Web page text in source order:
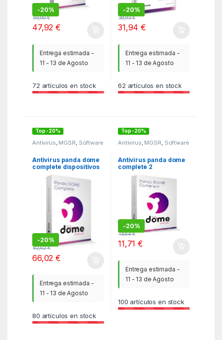
-20%
59,90€
47,92€
Entrega estimada -
11 - 13 de Agosto
72 artículos en stock
-20%
39,93€
31,94€
Entrega estimada -
11 - 13 de Agosto
62 artículos en stock
Top -20%
Antivirus, MGSR, Software
Antivirus panda dome
complete dispositivos
ilimitados 1 año caja
-20%
82,52€
66,02€
Entrega estimada -
11 - 13 de Agosto
80 artículos en stock
Top -20%
Antivirus, MGSR, Software
Antivirus panda dome
complete 2
dispositivos 1 año oem
especial bundle caja
-20%
14,64€
11,71€
Entrega estimada -
11 - 13 de Agosto
100 artículos en stock